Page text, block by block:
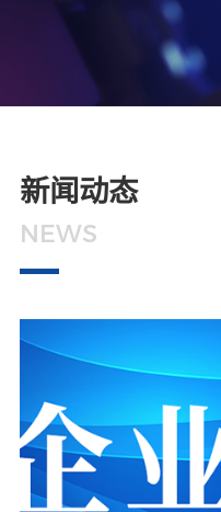
经典案例
媒体中心
投资者关系
新闻动态
NEWS